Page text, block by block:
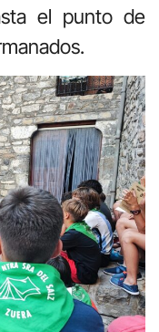
el punto de